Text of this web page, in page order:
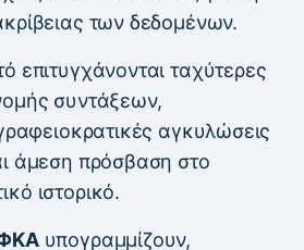
των δεδομένων.
επιτυγχάνονται ταχύτερες
συντάξεων,
αγκυλώσεις
άμεση πρόσβαση στο
ιστορικό.
υπογραμμίζουν,